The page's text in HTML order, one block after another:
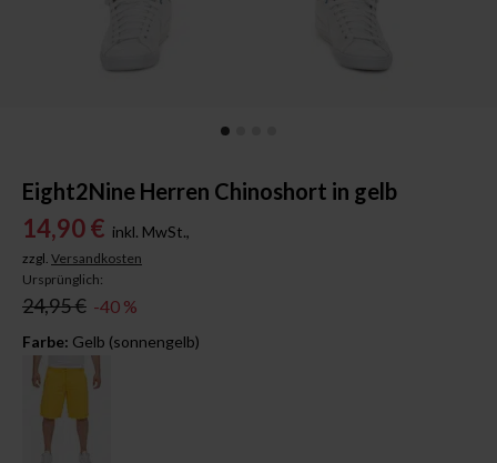
Eight2Nine Herren Chinoshort in gelb
14,90 € inkl. MwSt.,
zzgl. Versandkosten
Ursprünglich:
24,95 € -40 %
Farbe: Gelb (sonnengelb)